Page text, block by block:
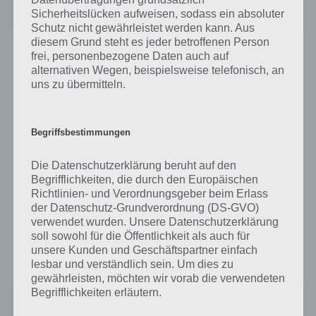
Preis:1,29 €
Amazing Breaker für iPhone, iPad und
iPod Touch im iTunes App Store
kostenlos (20.6.2013) kostenlos im iTunes App Store. Danach wird die
Amazing Breaker liest, sollte sonst zur kostenlosen Version greifen.
Es wird dabei mindestens iOS 3.0 für die kostenlose Variante
benötigt, die aber noch nicht für das iPhone 5 optimiert ist.
Die Vollversion benötigt mindestens iSO 4.3, ist aber für das iPhone 5
optimiert. Die App steht als Universal App für iPhone, iPad und iPod
Touch im iTunes App Store zum Download bzw. Kauf bereit:
‎Amazing Breaker Free
Sicherheitslücken aufweisen, sodass ein absoluter
Schutz nicht gewährleistet werden kann. Aus
diesem Grund steht es jeder betroffenen Person
frei, personenbezogene Daten auch auf
alternativen Wegen, beispielsweise telefonisch, an
uns zu übermitteln.
Begriffsbestimmungen
Die Datenschutzerklärung beruht auf den
Begrifflichkeiten, die durch den Europäischen
Richtlinien- und Verordnungsgeber beim Erlass
der Datenschutz-Grundverordnung (DS-GVO)
verwendet wurden. Unsere Datenschutzerklärung
soll sowohl für die Öffentlichkeit als auch für
unsere Kunden und Geschäftspartner einfach
lesbar und verständlich sein. Um dies zu
gewährleisten, möchten wir vorab die verwendeten
Begrifflichkeiten erläutern.